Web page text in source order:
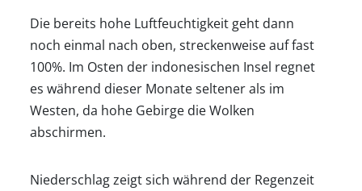
Die bereits hohe Luftfeuchtigkeit geht dann
noch einmal nach oben, streckenweise auf fast
100%. Im Osten der indonesischen Insel regnet
es während dieser Monate seltener als im
Westen, da hohe Gebirge die Wolken
abschirmen.
Niederschlag zeigt sich während der Regenzeit